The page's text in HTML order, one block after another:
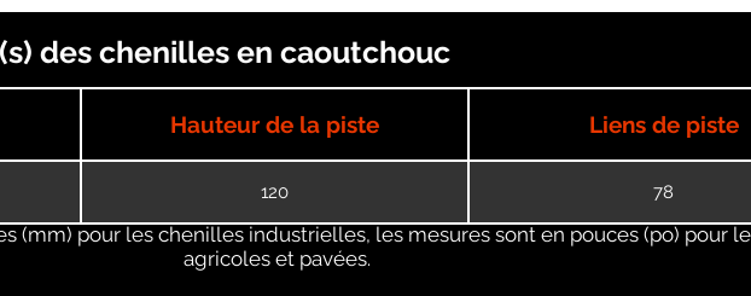
des chenilles en caoutchouc
Hauteur de la piste Liens de piste
120 78
(mm) pour les chenilles industrielles, les mesures sont en pouces (po) pour
agricoles et pavées.